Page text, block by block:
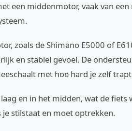
een middenmotor, vaak van een
zoals de Shimano E5000 of
en stabiel gevoel. De
met hoe hard je zelf
en in het midden, wat de
je stilstaat en moet optrekken.